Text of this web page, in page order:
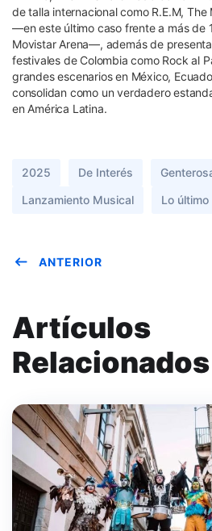
de talla internacional como R.E.M, The
—en este último caso frente a más de
Movistar Arena—, además de
festivales de Colombia como Rock al
grandes escenarios en México,
consolidan como un verdadero
en América Latina.
2025 De Interés
Lanzamiento Musical
Lo último
ANTERIOR
Artículos
Relacionados